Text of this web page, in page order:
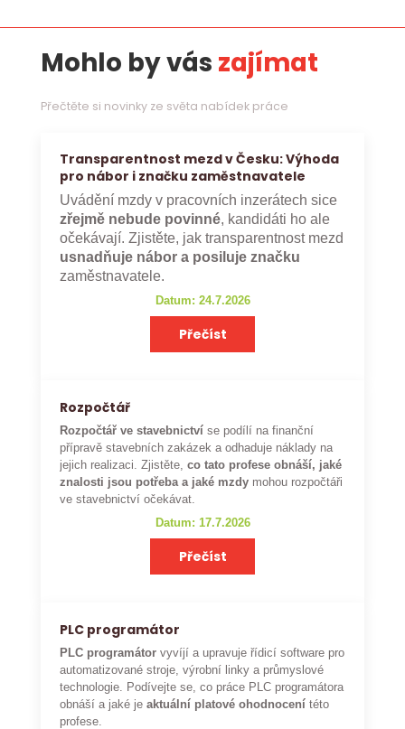
Mohlo by vás zajímat
Přečtěte si novinky ze světa nabídek práce
Transparentnost mezd v Česku: Výhoda
pro nábor i značku zaměstnavatele
Uvádění mzdy v pracovních inzerátech sice
zřejmě nebude povinné, kandidáti ho ale
očekávají. Zjistěte, jak transparentnost mezd
usnadňuje nábor a posiluje značku
zaměstnavatele.
Datum: 24.7.2026
Přečíst
Rozpočtář
Rozpočtář ve stavebnictví se podílí na finanční
přípravě stavebních zakázek a odhaduje náklady na
jejich realizaci. Zjistěte,co tato profese obnáší, jaké
znalosti jsou potřeba a jaké mzdy mohou rozpočtáři
ve stavebnictví očekávat.
Datum: 17.7.2026
Přečíst
PLC programátor
PLC programátor vyvíjí a upravuje řídicí software pro
automatizované stroje, výrobní linky a průmyslové
technologie. Podívejte se, co práce PLC programátora
obnáší a jaké je aktuální platové ohodnocení této
profese.